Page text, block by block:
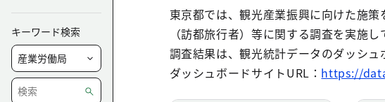
キーワード検索
東京都では、観光産業振興に向けた施
（訪都旅行者）等に関する調査を実施し
調査結果は、観光統計データのダッシュ
ダッシュボードサイトURL： https://